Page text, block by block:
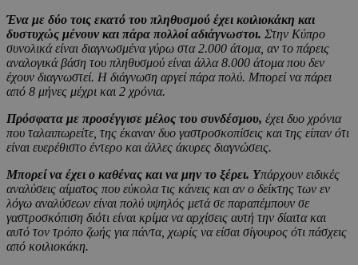
Ένα με δύο τοις εκατό του πληθυσμού έχει κοιλιοκάκη και
δυστυχώς μένουν και πάρα πολλοί αδιάγνωστοι. Στην Κύπρο
συνολικά είναι διαγνωσμένα γύρω στα 2.000 άτομα, αν το πάρεις
αναλογικά βάση του πληθυσμού είναι άλλα 8.000 άτομα που δεν
έχουν διαγνωστεί. Η διάγνωση αργεί πάρα πολύ. Μπορεί να πάρει
από 8 μήνες μέχρι και 2 χρόνια.
Πρόσφατα με προσέγγισε μέλος του συνδέσμου, έχει δυο χρόνια
που ταλαιπωρείτε, της έκαναν δυο γαστροσκοπίσεις και της είπαν ότι
είναι ευερέθιστο έντερο και άλλες άκυρες διαγνώσεις.
Μπορεί να έχει ο καθένας και να μην το ξέρει. Υπάρχουν ειδικές
αναλύσεις αίματος που εύκολα τις κάνεις και αν ο δείκτης των εν
λόγω αναλύσεων είναι πολύ υψηλός μετά σε παραπέμπουν σε
γαστροσκόπιση διότι είναι κρίμα να αρχίσεις αυτή την δίαιτα και
αυτό τον τρόπο ζωής για πάντα, χωρίς να είσαι σίγουρος ότι πάσχεις
από κοιλιοκάκη.